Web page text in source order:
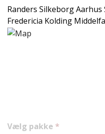
Randers SilkeborgAarhus
Fredericia Kolding
Vælg pakke *